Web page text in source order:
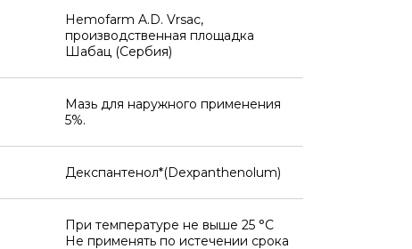
Hemofarm A.D. Vrsac,
производственная площадка
Шабац (Сербия)
Мазь для наружного применения
5%.
Декспантенол*(Dexpanthenolum)
При температуре не выше 25 °C
Не применять по истечении срока